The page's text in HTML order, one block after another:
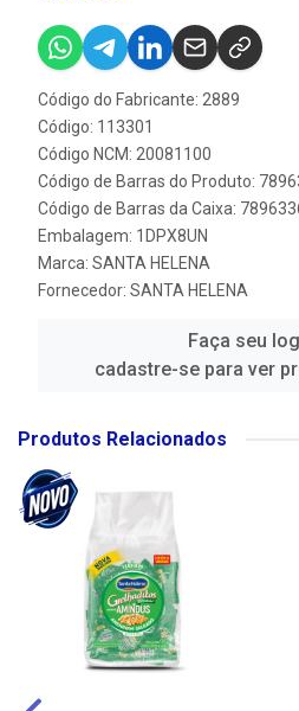
Código do Fabricante: 2889
Código: 113301
Código NCM: 20081100
Código de Barras do Produto:
Código de Barras da Caixa:
Embalagem: 1DPX8UN
Marca: SANTA HELENA
Fornecedor: SANTA HELENA
Faça seu
cadastre-se para ver
Produtos Relacionados